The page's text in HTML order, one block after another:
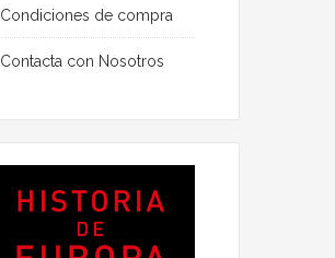
Condiciones de compra
Contacta con Nosotros